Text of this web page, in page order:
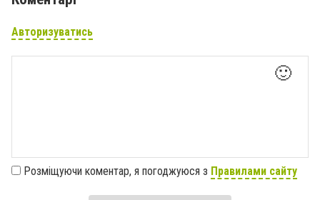
Авторизуватись
🙂
Розміщуючи коментар, я погоджуюся з Правилами сайту